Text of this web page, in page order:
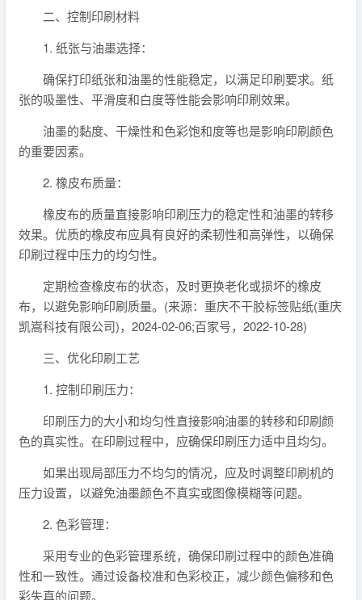
二、控制印刷材料
1. 纸张与油墨选择：
确保打印纸张和油墨的性能稳定，以满足印刷要求。纸
张的吸墨性、平滑度和白度等性能会影响印刷效果。
油墨的黏度、干燥性和色彩饱和度等也是影响印刷颜色
的重要因素。
2. 橡皮布质量：
橡皮布的质量直接影响印刷压力的稳定性和油墨的转移
效果。优质的橡皮布应具有良好的柔韧性和高弹性，以确保
印刷过程中压力的均匀性。
定期检查橡皮布的状态，及时更换老化或损坏的橡皮
布，以避免影响印刷质量。(来源：重庆不干胶标签贴纸(重庆
凯嵩科技有限公司)，2024-02-06;百家号，2022-10-28)
三、优化印刷工艺
1. 控制印刷压力：
印刷压力的大小和均匀性直接影响油墨的转移和印刷颜
色的真实性。在印刷过程中，应确保印刷压力适中且均匀。
如果出现局部压力不均匀的情况，应及时调整印刷机的
压力设置，以避免油墨颜色不真实或图像模糊等问题。
2. 色彩管理：
采用专业的色彩管理系统，确保印刷过程中的颜色准确
性和一致性。通过设备校准和色彩校正，减少颜色偏移和色
彩失真的问题。